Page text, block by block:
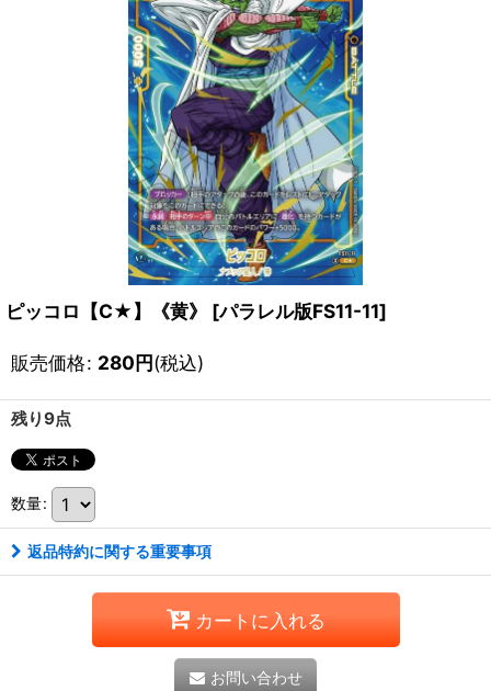
ピッコロ【C★】《黄》 [パラレル版FS11-11]
販売価格: 280円(税込)
残り9点
数量:
返品特約に関する重要事項
カートに入れる
お問い合わせ